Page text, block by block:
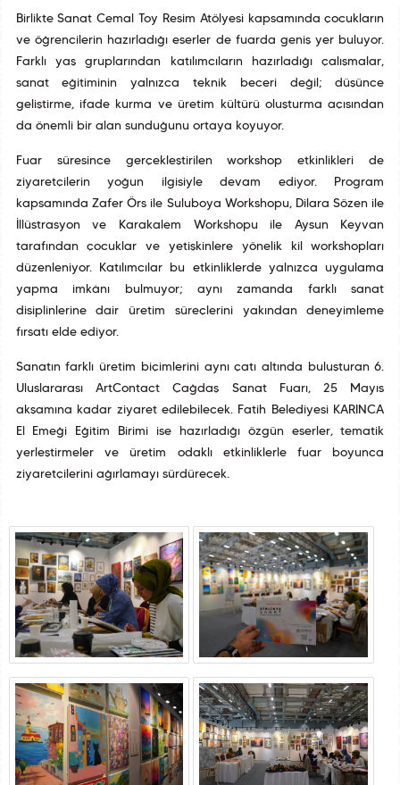
Birlikte Sanat Cemal Toy Resim Atölyesi kapsamında çocukların
ve öğrencilerin hazırladığı eserler de fuarda geniş yer buluyor.
Farklı yaş gruplarından katılımcıların hazırladığı çalışmalar,
sanat eğitiminin yalnızca teknik beceri değil; düşünce
geliştirme, ifade kurma ve üretim kültürü oluşturma açısından
da önemli bir alan sunduğunu ortaya koyuyor.
Fuar süresince gerçekleştirilen workshop etkinlikleri de
ziyaretçilerin yoğun ilgisiyle devam ediyor. Program
kapsamında Zafer Örs ile Suluboya Workshopu, Dilara Sözen ile
İllüstrasyon ve Karakalem Workshopu ile Aysun Keyvan
tarafından çocuklar ve yetişkinlere yönelik kil workshopları
düzenleniyor. Katılımcılar bu etkinliklerde yalnızca uygulama
yapma imkânı bulmuyor; aynı zamanda farklı sanat
disiplinlerine dair üretim süreçlerini yakından deneyimleme
fırsatı elde ediyor.
Sanatın farklı üretim biçimlerini aynı çatı altında buluşturan 6.
Uluslararası ArtContact Çağdaş Sanat Fuarı, 25 Mayıs
akşamına kadar ziyaret edilebilecek. Fatih Belediyesi KARINCA
El Emeği Eğitim Birimi ise hazırladığı özgün eserler, tematik
yerleştirmeler ve üretim odaklı etkinliklerle fuar boyunca
ziyaretçilerini ağırlamayı sürdürecek.